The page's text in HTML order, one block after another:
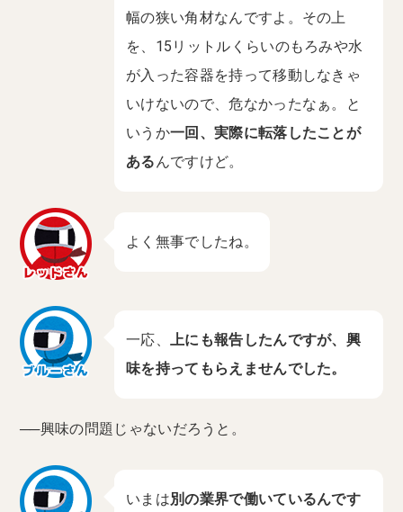
幅の狭い角材なんですよ。その上
を、15リットルくらいのもろみや水
が入った容器を持って移動しなきゃ
いけないので、危なかったなぁ。と
いうか一回、実際に転落したことが
あるんですけど。
よく無事でしたね。
一応、 上にも報告したんですが、興
味を持ってもらえませんでした。
──興味の問題じゃないだろうと。
いまは別の業界で働いているんです